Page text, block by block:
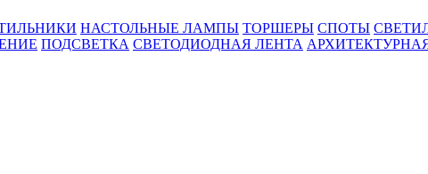
НАСТОЛЬНЫЕ ЛАМПЫ ТОРШЕРЫ СПОТЫ
ПОДСВЕТКА СВЕТОДИОДНАЯ ЛЕНТА